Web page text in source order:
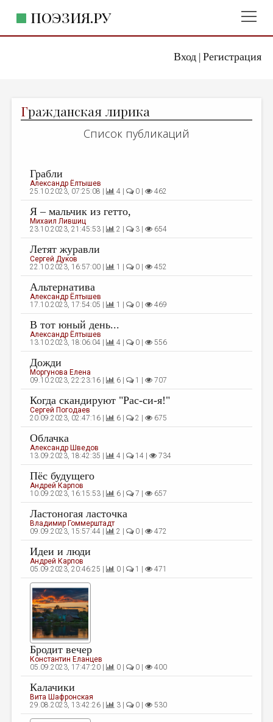
Вход| Регистрация
ПОЭЗИЯ.РУ
ЖАНРЫ
ЛИТСАЛОН
НОВОСТИ
ПРАВИЛА САЙТА
ОТДЕЛЫ И РУБРИКИ
ИЗБРАННОЕ
ДАЙДЖЕСТ
ПРОИЗВЕДЕНИЯ
ПЕРЕВОДЫ
КОНКУРСЫ
ДЕТСКАЯ КОМНАТА
КНИЖНАЯ ПОЛКА
ОБЗОР ЛИТЕРАТУРЫ
СТРАНИЦЫ ПАМЯТИ
ОБЪЯВЛЕНИЯ
КОЛОНКА РЕДАКТОРА
РЕДКОЛЛЕГИЯ
ОТ РЕДАКЦИИ
МАЛАЯ ПРОЗА
ЭССЕИСТИКА
ЛИТЕРАТУРОВЕДЕНИЕ
КУЛЬТУРОВЕДЕНИЕ
ПУБЛИЦИСТИКА
РЕЦЕНЗИРОВАНИЕ
ЦИКЛЫ ПУБЛИКАЦИЙ
ТРЕДИАКОВСКИЙ
Гражданская лирика
Список публикаций
Грабли
Александр Ёлтышев
25.10.2023, 07:25:08 |
4 | 0 | 462
Я – мальчик из гетто,
Михаил Лившиц
23.10.2023, 21:45:53 |
2 | 3 | 654
Летят журавли
Сергей Дуков
22.10.2023, 16:57:00 |
1 | 0 | 452
Альтернатива
Александр Ёлтышев
17.10.2023, 17:54:05 |
1 | 0 | 469
В тот юный день...
Александр Ёлтышев
13.10.2023, 18:06:04 |
4 | 0 | 556
Дожди
Моргунова Елена
09.10.2023, 22:23:16 |
6 | 1 | 707
Когда скандируют "Рас-си-я!"
Сергей Погодаев
20.09.2023, 02:47:16 |
6 | 2 | 675
Облачка
Александр Шведов
13.09.2023, 18:42:35 |
4 | 14 | 734
Пёс будущего
Андрей Карпов
10.09.2023, 16:15:53 |
6 | 7 | 657
Ластоногая ласточка
Владимир Гоммерштадт
09.09.2023, 15:57:44 |
2 | 0 | 472
Идеи и люди
Андрей Карпов
05.09.2023, 20:46:25 |
0 | 1 | 471
Бродит вечер
Константин Еланцев
05.09.2023, 17:47:20 |
0 | 0 | 400
Калачики
Вита Шафронская
29.08.2023, 13:42:26 |
3 | 0 | 530